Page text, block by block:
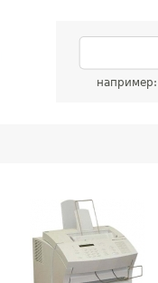
например: